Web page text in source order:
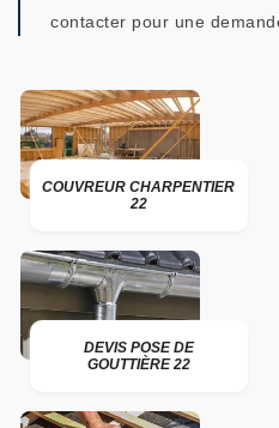
contacter pour une
COUVREUR CHARPENTIER
22
DEVIS POSE DE
GOUTTIÈRE 22